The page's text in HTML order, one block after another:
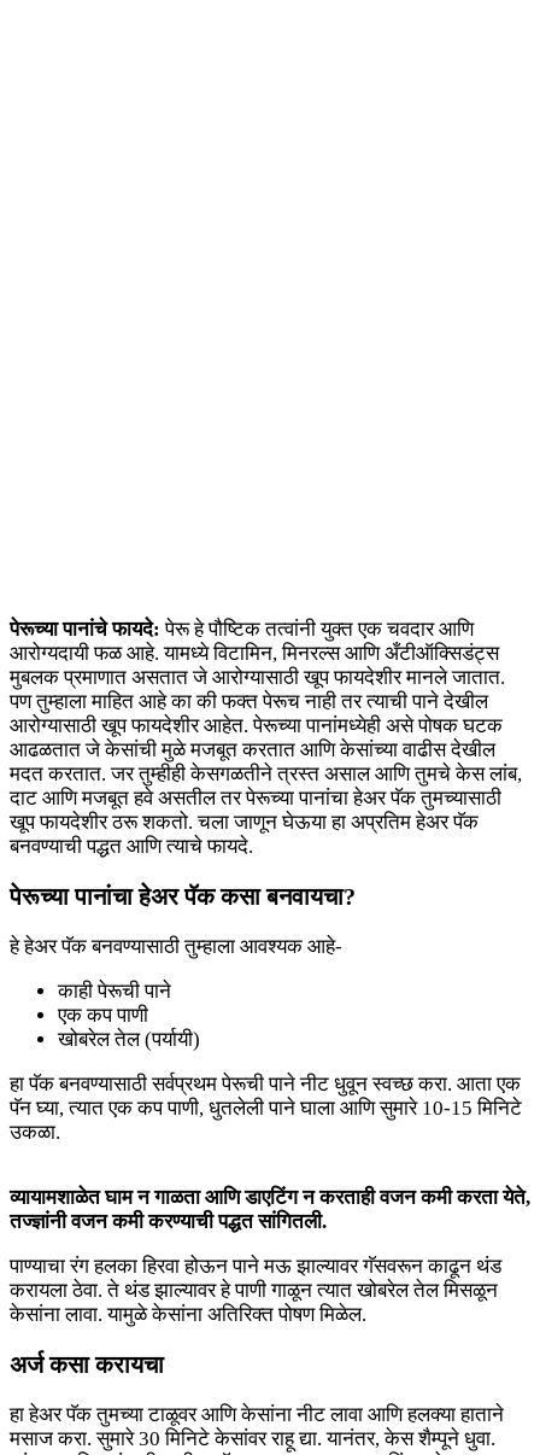
पेरूच्या पानांचे फायदे:पेरू हे पौष्टिक तत्वांनी युक्त एक चवदार आणि
आरोग्यदायी फळ आहे. यामध्ये विटामिन, मिनरल्स आणि अँटीऑक्सिडंट्स
मुबलक प्रमाणात असतात जे आरोग्यासाठी खूप फायदेशीर मानले जातात.
पण तुम्हाला माहित आहे का की फक्त पेरूच नाही तर त्याची पाने देखील
आरोग्यासाठी खूप फायदेशीर आहेत. पेरूच्या पानांमध्येही असे पोषक घटक
आढळतात जे केसांची मुळे मजबूत करतात आणि केसांच्या वाढीस देखील
मदत करतात. जर तुम्हीही केसगळतीने त्रस्त असाल आणि तुमचे केस लांब,
दाट आणि मजबूत हवे असतील तर पेरूच्या पानांचा हेअर पॅक तुमच्यासाठी
खूप फायदेशीर ठरू शकतो. चला जाणून घेऊया हा अप्रतिम हेअर पॅक
बनवण्याची पद्धत आणि त्याचे फायदे.
पेरूच्या पानांचा हेअर पॅक कसा बनवायचा?
हे हेअर पॅक बनवण्यासाठी तुम्हाला आवश्यक आहे-
काही पेरूची पाने
एक कप पाणी
खोबरेल तेल (पर्यायी)
हा पॅक बनवण्यासाठी सर्वप्रथम पेरूची पाने नीट धुवून स्वच्छ करा. आता एक
पॅन घ्या, त्यात एक कप पाणी, धुतलेली पाने घाला आणि सुमारे 10-15 मिनिटे
उकळा.
व्यायामशाळेत घाम न गाळता आणि डाएटिंग न करताही वजन कमी करता येते,
तज्ज्ञांनी वजन कमी करण्याची पद्धत सांगितली.
पाण्याचा रंग हलका हिरवा होऊन पाने मऊ झाल्यावर गॅसवरून काढून थंड
करायला ठेवा. ते थंड झाल्यावर हे पाणी गाळून त्यात खोबरेल तेल मिसळून
केसांना लावा. यामुळे केसांना अतिरिक्त पोषण मिळेल.
अर्ज कसा करायचा
हा हेअर पॅक तुमच्या टाळूवर आणि केसांना नीट लावा आणि हलक्या हाताने
मसाज करा. सुमारे 30 मिनिटे केसांवर राहू द्या. यानंतर, केस शैम्पूने धुवा.